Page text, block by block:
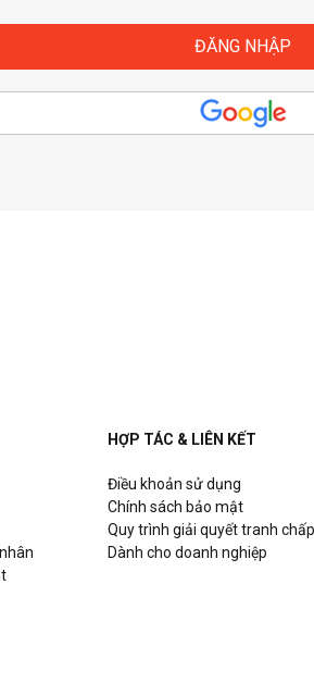
HỢP TÁC & LIÊN KẾT
Điều khoản sử dụng
Chính sách bảo mật
Quy trình giải quyết tranh chấp
Dành cho doanh nghiệp